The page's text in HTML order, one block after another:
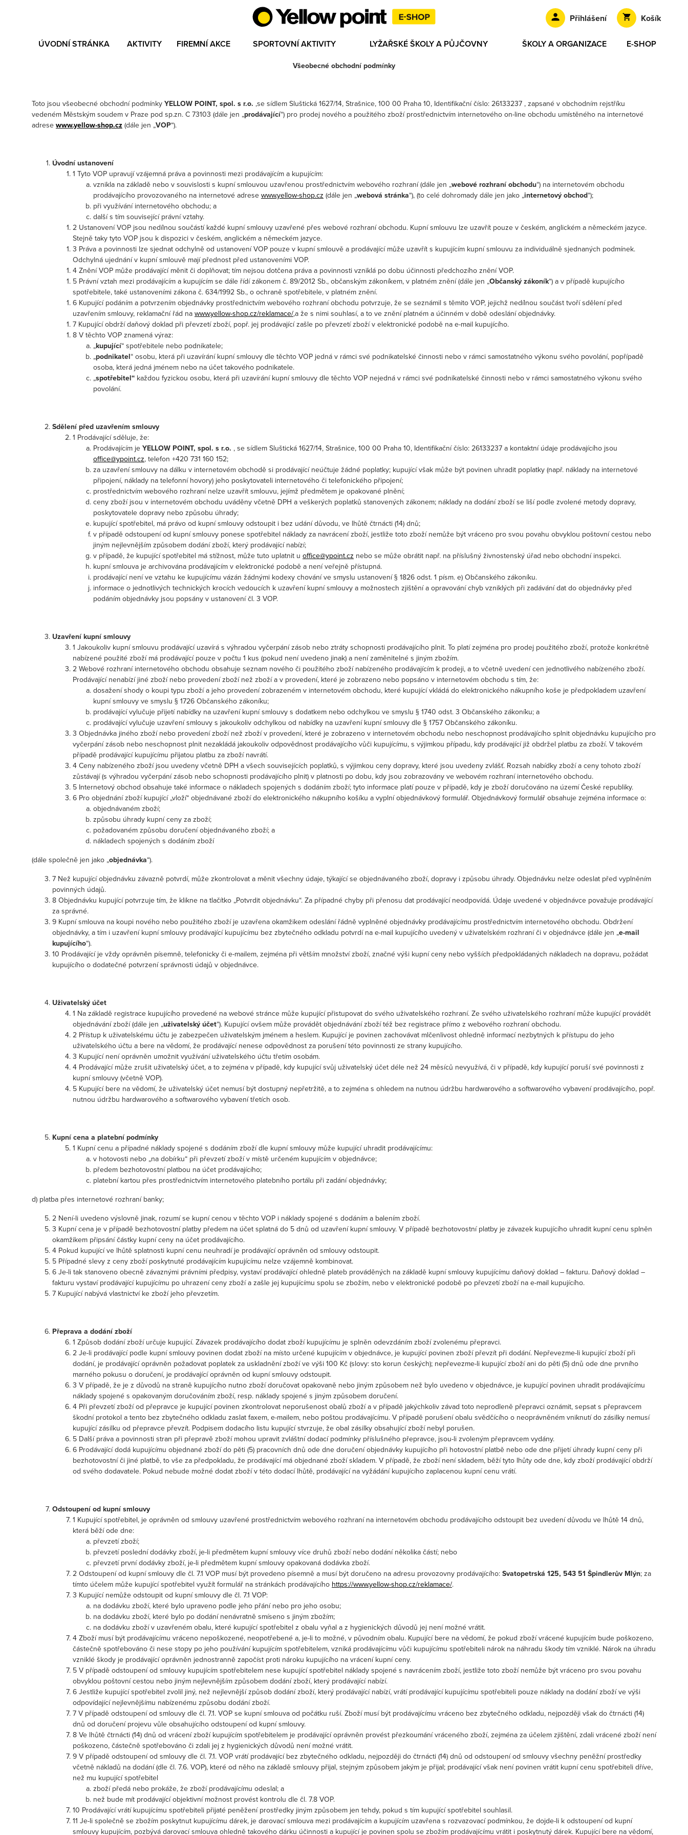
Košík
Přihlášení
ÚVODNÍ STRÁNKA AKTIVITY FIREMNÍ AKCE SPORTOVNÍ AKTIVITY LYŽAŘSKÉ ŠKOLY A PŮJČOVNY ŠKOLY A ORGANIZACE E-SHOP
Všeobecné obchodní podmínky
Toto jsou všeobecné obchodní podmínky YELLOW POINT, spol. s r.o. ,se sídlem Sluštická 1627/14, Strašnice, 100 00 Praha 10, Identifikační číslo: 26133237 , zapsané v obchodním rejstříku
vedeném Městským soudem v Praze pod sp.zn. C 73103 (dále jen „prodávající“) pro prodej nového a použitého zboží prostřednictvím internetového on-line obchodu umístěného na internetové
adrese www.yellow-shop.cz (dále jen „VOP“).
Úvodní ustanovení
1 Tyto VOP upravují vzájemná práva a povinnosti mezi prodávajícím a kupujícím:
vznikla na základě nebo v souvislosti s kupní smlouvou uzavřenou prostřednictvím webového rozhraní (dále jen „webové rozhraní obchodu“) na internetovém obchodu
prodávajícího provozovaného na internetové adrese www.yellow-shop.cz (dále jen „webová stránka“), (to celé dohromady dále jen jako „internetový obchod“);
při využívání internetového obchodu; a
další s tím související právní vztahy.
2 Ustanovení VOP jsou nedílnou součástí každé kupní smlouvy uzavřené přes webové rozhraní obchodu. Kupní smlouvu lze uzavřít pouze v českém, anglickém a německém jazyce.
Stejně taky tyto VOP jsou k dispozici v českém, anglickém a německém jazyce.
3 Práva a povinnosti lze sjednat odchylně od ustanovení VOP pouze v kupní smlouvě a prodávající může uzavřít s kupujícím kupní smlouvu za individuálně sjednaných podmínek.
Odchylná ujednání v kupní smlouvě mají přednost před ustanoveními VOP.
4 Znění VOP může prodávající měnit či doplňovat; tím nejsou dotčena práva a povinnosti vzniklá po dobu účinnosti předchozího znění VOP.
5 Právní vztah mezi prodávajícím a kupujícím se dále řídí zákonem č. 89/2012 Sb., občanským zákoníkem, v platném znění (dále jen „Občanský zákoník“) a v případě kupujícího
spotřebitele, také ustanoveními zákona č. 634/1992 Sb., o ochraně spotřebitele, v platném znění.
6 Kupující podáním a potvrzením objednávky prostřednictvím webového rozhraní obchodu potvrzuje, že se seznámil s těmito VOP, jejichž nedílnou součást tvoří sdělení před
uzavřením smlouvy, reklamační řád na www.yellow-shop.cz/reklamace/,a že s nimi souhlasí, a to ve znění platném a účinném v době odeslání objednávky.
7 Kupující obdrží daňový doklad při převzetí zboží, popř. jej prodávající zašle po převzetí zboží v elektronické podobě na e-mail kupujícího.
8 V těchto VOP znamená výraz:
„kupující“ spotřebitele nebo podnikatele;
„podnikatel“ osobu, která při uzavírání kupní smlouvy dle těchto VOP jedná v rámci své podnikatelské činnosti nebo v rámci samostatného výkonu svého povolání, popřípadě
osoba, která jedná jménem nebo na účet takového podnikatele.
„spotřebitel“ každou fyzickou osobu, která při uzavírání kupní smlouvy dle těchto VOP nejedná v rámci své podnikatelské činnosti nebo v rámci samostatného výkonu svého
povolání.
Sdělení před uzavřením smlouvy
1 Prodávající sděluje, že:
Prodávajícím je YELLOW POINT, spol. s r.o. , se sídlem Sluštická 1627/14, Strašnice, 100 00 Praha 10, Identifikační číslo: 26133237 a kontaktní údaje prodávajícího jsou
office@ypoint.cz, telefon +420 731 160 152;
za uzavření smlouvy na dálku v internetovém obchodě si prodávající neúčtuje žádné poplatky; kupující však může být povinen uhradit poplatky (např. náklady na internetové
připojení, náklady na telefonní hovory) jeho poskytovateli internetového či telefonického připojení;
prostřednictvím webového rozhraní nelze uzavřít smlouvu, jejímž předmětem je opakované plnění;
ceny zboží jsou v internetovém obchodu uváděny včetně DPH a veškerých poplatků stanovených zákonem; náklady na dodání zboží se liší podle zvolené metody dopravy,
poskytovatele dopravy nebo způsobu úhrady;
kupující spotřebitel, má právo od kupní smlouvy odstoupit i bez udání důvodu, ve lhůtě čtrnácti (14) dnů;
v případě odstoupení od kupní smlouvy ponese spotřebitel náklady za navrácení zboží, jestliže toto zboží nemůže být vráceno pro svou povahu obvyklou poštovní cestou nebo
jiným nejlevnějším způsobem dodání zboží, který prodávající nabízí;
v případě, že kupující spotřebitel má stížnost, může tuto uplatnit u office@ypoint.cz nebo se může obrátit např. na příslušný živnostenský úřad nebo obchodní inspekci.
kupní smlouva je archivována prodávajícím v elektronické podobě a není veřejně přístupná.
prodávající není ve vztahu ke kupujícímu vázán žádnými kodexy chování ve smyslu ustanovení § 1826 odst. 1 písm. e) Občanského zákoníku.
informace o jednotlivých technických krocích vedoucích k uzavření kupní smlouvy a možnostech zjištění a opravování chyb vzniklých při zadávání dat do objednávky před
podáním objednávky jsou popsány v ustanovení čl. 3 VOP.
Uzavření kupní smlouvy
1 Jakoukoliv kupní smlouvu prodávající uzavírá s výhradou vyčerpání zásob nebo ztráty schopnosti prodávajícího plnit. To platí zejména pro prodej použitého zboží, protože konkrétně
nabízené použité zboží má prodávající pouze v počtu 1 kus (pokud není uvedeno jinak) a není zaměnitelné s jiným zbožím.
2 Webové rozhraní internetového obchodu obsahuje seznam nového či použitého zboží nabízeného prodávajícím k prodeji, a to včetně uvedení cen jednotlivého nabízeného zboží.
Prodávající nenabízí jiné zboží nebo provedení zboží než zboží a v provedení, které je zobrazeno nebo popsáno v internetovém obchodu s tím, že:
dosažení shody o koupi typu zboží a jeho provedení zobrazeném v internetovém obchodu, které kupující vkládá do elektronického nákupního koše je předpokladem uzavření
kupní smlouvy ve smyslu § 1726 Občanského zákoníku;
prodávající vylučuje přijetí nabídky na uzavření kupní smlouvy s dodatkem nebo odchylkou ve smyslu § 1740 odst. 3 Občanského zákoníku; a
prodávající vylučuje uzavření smlouvy s jakoukoliv odchylkou od nabídky na uzavření kupní smlouvy dle § 1757 Občanského zákoníku.
3 Objednávka jiného zboží nebo provedení zboží než zboží v provedení, které je zobrazeno v internetovém obchodu nebo neschopnost prodávajícího splnit objednávku kupujícího pro
vyčerpání zásob nebo neschopnost plnit nezakládá jakoukoliv odpovědnost prodávajícího vůči kupujícímu, s výjimkou případu, kdy prodávající již obdržel platbu za zboží. V takovém
případě prodávající kupujícímu přijatou platbu za zboží navrátí.
4 Ceny nabízeného zboží jsou uvedeny včetně DPH a všech souvisejících poplatků, s výjimkou ceny dopravy, které jsou uvedeny zvlášť. Rozsah nabídky zboží a ceny tohoto zboží
zůstávají (s výhradou vyčerpání zásob nebo schopnosti prodávajícího plnit) v platnosti po dobu, kdy jsou zobrazovány ve webovém rozhraní internetového obchodu.
5 Internetový obchod obsahuje také informace o nákladech spojených s dodáním zboží; tyto informace platí pouze v případě, kdy je zboží doručováno na území České republiky.
6 Pro objednání zboží kupující „vloží“ objednávané zboží do elektronického nákupního košíku a vyplní objednávkový formulář. Objednávkový formulář obsahuje zejména informace o:
objednávaném zboží;
způsobu úhrady kupní ceny za zboží;
požadovaném způsobu doručení objednávaného zboží; a
nákladech spojených s dodáním zboží
(dále společně jen jako „objednávka“).
7 Než kupující objednávku závazně potvrdí, může zkontrolovat a měnit všechny údaje, týkající se objednávaného zboží, dopravy i způsobu úhrady. Objednávku nelze odeslat před vyplněním
povinných údajů.
8 Objednávku kupující potvrzuje tím, že klikne na tlačítko „Potvrdit objednávku“. Za případné chyby při přenosu dat prodávající neodpovídá. Údaje uvedené v objednávce považuje prodávající
za správné.
9 Kupní smlouva na koupi nového nebo použitého zboží je uzavřena okamžikem odeslání řádně vyplněné objednávky prodávajícímu prostřednictvím internetového obchodu. Obdržení
objednávky, a tím i uzavření kupní smlouvy prodávající kupujícímu bez zbytečného odkladu potvrdí na e-mail kupujícího uvedený v uživatelském rozhraní či v objednávce (dále jen „e-mail
kupujícího“).
10 Prodávající je vždy oprávněn písemně, telefonicky či e-mailem, zejména při větším množství zboží, značné výši kupní ceny nebo vyšších předpokládaných nákladech na dopravu, požádat
kupujícího o dodatečné potvrzení správnosti údajů v objednávce.
Uživatelský účet
1 Na základě registrace kupujícího provedené na webové stránce může kupující přistupovat do svého uživatelského rozhraní. Ze svého uživatelského rozhraní může kupující provádět
objednávání zboží (dále jen „uživatelský účet“). Kupující ovšem může provádět objednávání zboží též bez registrace přímo z webového rozhraní obchodu.
2 Přístup k uživatelskému účtu je zabezpečen uživatelským jménem a heslem. Kupující je povinen zachovávat mlčenlivost ohledně informací nezbytných k přístupu do jeho
uživatelského účtu a bere na vědomí, že prodávající nenese odpovědnost za porušení této povinnosti ze strany kupujícího.
3 Kupující není oprávněn umožnit využívání uživatelského účtu třetím osobám.
4 Prodávající může zrušit uživatelský účet, a to zejména v případě, kdy kupující svůj uživatelský účet déle než 24 měsíců nevyužívá, či v případě, kdy kupující poruší své povinnosti z
kupní smlouvy (včetně VOP).
5 Kupující bere na vědomí, že uživatelský účet nemusí být dostupný nepřetržitě, a to zejména s ohledem na nutnou údržbu hardwarového a softwarového vybavení prodávajícího, popř.
nutnou údržbu hardwarového a softwarového vybavení třetích osob.
Kupní cena a platební podmínky
1 Kupní cenu a případné náklady spojené s dodáním zboží dle kupní smlouvy může kupující uhradit prodávajícímu:
v hotovosti nebo „na dobírku“ při převzetí zboží v místě určeném kupujícím v objednávce;
předem bezhotovostní platbou na účet prodávajícího;
platební kartou přes prostřednictvím internetového platebního portálu při zadání objednávky;
d) platba přes internetové rozhraní banky;
2 Není-li uvedeno výslovně jinak, rozumí se kupní cenou v těchto VOP i náklady spojené s dodáním a balením zboží.
3 Kupní cena je v případě bezhotovostní platby předem na účet splatná do 5 dnů od uzavření kupní smlouvy. V případě bezhotovostní platby je závazek kupujícího uhradit kupní cenu splněn
okamžikem připsání částky kupní ceny na účet prodávajícího.
4 Pokud kupující ve lhůtě splatnosti kupní cenu neuhradí je prodávající oprávněn od smlouvy odstoupit.
5 Případné slevy z ceny zboží poskytnuté prodávajícím kupujícímu nelze vzájemně kombinovat.
6 Je-li tak stanoveno obecně závaznými právními předpisy, vystaví prodávající ohledně plateb prováděných na základě kupní smlouvy kupujícímu daňový doklad – fakturu. Daňový doklad –
fakturu vystaví prodávající kupujícímu po uhrazení ceny zboží a zašle jej kupujícímu spolu se zbožím, nebo v elektronické podobě po převzetí zboží na e-mail kupujícího.
7 Kupující nabývá vlastnictví ke zboží jeho převzetím.
Přeprava a dodání zboží
1 Způsob dodání zboží určuje kupující. Závazek prodávajícího dodat zboží kupujícímu je splněn odevzdáním zboží zvolenému přepravci.
2 Je-li prodávající podle kupní smlouvy povinen dodat zboží na místo určené kupujícím v objednávce, je kupující povinen zboží převzít při dodání. Nepřevezme-li kupující zboží při
dodání, je prodávající oprávněn požadovat poplatek za uskladnění zboží ve výši 100 Kč (slovy: sto korun českých); nepřevezme-li kupující zboží ani do pěti (5) dnů ode dne prvního
marného pokusu o doručení, je prodávající oprávněn od kupní smlouvy odstoupit.
3 V případě, že je z důvodů na straně kupujícího nutno zboží doručovat opakovaně nebo jiným způsobem než bylo uvedeno v objednávce, je kupující povinen uhradit prodávajícímu
náklady spojené s opakovaným doručováním zboží, resp. náklady spojené s jiným způsobem doručení.
4 Při převzetí zboží od přepravce je kupující povinen zkontrolovat neporušenost obalů zboží a v případě jakýchkoliv závad toto neprodleně přepravci oznámit, sepsat s přepravcem
škodní protokol a tento bez zbytečného odkladu zaslat faxem, e-mailem, nebo poštou prodávajícímu. V případě porušení obalu svědčícího o neoprávněném vniknutí do zásilky nemusí
kupující zásilku od přepravce převzít. Podpisem dodacího listu kupující stvrzuje, že obal zásilky obsahující zboží nebyl porušen.
5 Další práva a povinnosti stran při přepravě zboží mohou upravit zvláštní dodací podmínky příslušného přepravce, jsou-li zvoleným přepravcem vydány.
6 Prodávající dodá kupujícímu objednané zboží do pěti (5) pracovních dnů ode dne doručení objednávky kupujícího při hotovostní platbě nebo ode dne přijetí úhrady kupní ceny při
bezhotovostní či jiné platbě, to vše za předpokladu, že prodávající má objednané zboží skladem. V případě, že zboží není skladem, běží tyto lhůty ode dne, kdy zboží prodávající obdrží
od svého dodavatele. Pokud nebude možné dodat zboží v této dodací lhůtě, prodávající na vyžádání kupujícího zaplacenou kupní cenu vrátí.
Odstoupení od kupní smlouvy
1 Kupující spotřebitel, je oprávněn od smlouvy uzavřené prostřednictvím webového rozhraní na internetovém obchodu prodávajícího odstoupit bez uvedení důvodu ve lhůtě 14 dnů,
která běží ode dne:
převzetí zboží;
převzetí poslední dodávky zboží, je-li předmětem kupní smlouvy více druhů zboží nebo dodání několika částí; nebo
převzetí první dodávky zboží, je-li předmětem kupní smlouvy opakovaná dodávka zboží.
2 Odstoupení od kupní smlouvy dle čl. 7.1 VOP musí být provedeno písemně a musí být doručeno na adresu provozovny prodávajícího: Svatopetrská 125, 543 51 Špindlerův Mlýn; za
tímto účelem může kupující spotřebitel využít formulář na stránkách prodávajícího https://www.yellow-shop.cz/reklamace/.
3 Kupující nemůže odstoupit od kupní smlouvy dle čl. 7.1 VOP:
na dodávku zboží, které bylo upraveno podle jeho přání nebo pro jeho osobu;
na dodávku zboží, které bylo po dodání nenávratně smíseno s jiným zbožím;
na dodávku zboží v uzavřeném obalu, které kupující spotřebitel z obalu vyňal a z hygienických důvodů jej není možné vrátit.
4 Zboží musí být prodávajícímu vráceno nepoškozené, neopotřebené a, je-li to možné, v původním obalu. Kupující bere na vědomí, že pokud zboží vrácené kupujícím bude poškozeno,
částečně spotřebováno či nese stopy po jeho používání kupujícím spotřebitelem, vzniká prodávajícímu vůči kupujícímu spotřebiteli nárok na náhradu škody tím vzniklé. Nárok na úhradu
vzniklé škody je prodávající oprávněn jednostranně započíst proti nároku kupujícího na vrácení kupní ceny.
5 V případě odstoupení od smlouvy kupujícím spotřebitelem nese kupující spotřebitel náklady spojené s navrácením zboží, jestliže toto zboží nemůže být vráceno pro svou povahu
obvyklou poštovní cestou nebo jiným nejlevnějším způsobem dodání zboží, který prodávající nabízí.
6 Jestliže kupující spotřebitel zvolil jiný, než nejlevnější způsob dodání zboží, který prodávající nabízí, vrátí prodávající kupujícímu spotřebiteli pouze náklady na dodání zboží ve výši
odpovídající nejlevnějšímu nabízenému způsobu dodání zboží.
7 V případě odstoupení od smlouvy dle čl. 7.1. VOP se kupní smlouva od počátku ruší. Zboží musí být prodávajícímu vráceno bez zbytečného odkladu, nejpozději však do čtrnácti (14)
dnů od doručení projevu vůle obsahujícího odstoupení od kupní smlouvy.
8 Ve lhůtě čtrnácti (14) dnů od vrácení zboží kupujícím spotřebitelem je prodávající oprávněn provést přezkoumání vráceného zboží, zejména za účelem zjištění, zdali vrácené zboží není
poškozeno, částečně spotřebováno či zdali jej z hygienických důvodů není možné vrátit.
9 V případě odstoupení od smlouvy dle čl. 7.1. VOP vrátí prodávající bez zbytečného odkladu, nejpozději do čtrnácti (14) dnů od odstoupení od smlouvy všechny peněžní prostředky
včetně nákladů na dodání (dle čl. 7.6. VOP), které od něho na základě smlouvy přijal, stejným způsobem jakým je přijal; prodávající však není povinen vrátit kupní cenu spotřebiteli dříve,
než mu kupující spotřebitel
zboží předá nebo prokáže, že zboží prodávajícímu odeslal; a
než bude mít prodávající objektivní možnost provést kontrolu dle čl. 7.8 VOP.
10 Prodávající vrátí kupujícímu spotřebiteli přijaté peněžení prostředky jiným způsobem jen tehdy, pokud s tím kupující spotřebitel souhlasil.
11 Je-li společně se zbožím poskytnut kupujícímu dárek, je darovací smlouva mezi prodávajícím a kupujícím uzavřena s rozvazovací podmínkou, že dojde-li k odstoupení od kupní
smlouvy kupujícím, pozbývá darovací smlouva ohledně takového dárku účinnosti a kupující je povinen spolu se zbožím prodávajícímu vrátit i poskytnutý dárek. Kupující bere na vědomí,